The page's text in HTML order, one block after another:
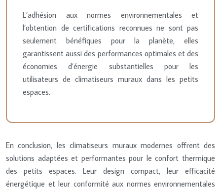
L’adhésion aux normes environnementales et
l’obtention de certifications reconnues ne sont pas
seulement bénéfiques pour la planète, elles
garantissent aussi des performances optimales et des
économies d’énergie substantielles pour les
utilisateurs de climatiseurs muraux dans les petits
espaces.
En conclusion, les climatiseurs muraux modernes offrent des
solutions adaptées et performantes pour le confort thermique
des petits espaces. Leur design compact, leur efficacité
énergétique et leur conformité aux normes environnementales